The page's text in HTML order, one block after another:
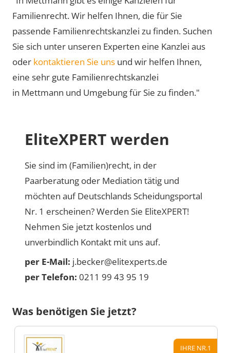
Familienrecht. Wir helfen Ihnen, die für Sie
passende Familienrechtskanzlei zu finden. Suchen
Sie sich unter unseren Experten eine Kanzlei aus
oder kontaktieren Sie uns und wir helfen Ihnen,
eine sehr gute Familienrechtskanzlei
in Mettmann und Umgebung für Sie zu finden."
EliteXPERT werden
Sie sind im (Familien)recht, in der
Paarberatung oder Mediation tätig und
möchten auf Deutschlands Scheidungsportal
Nr. 1 erscheinen? Werden Sie EliteXPERT!
Nehmen Sie jetzt kostenlos und
unverbindlich Kontakt mit uns auf.
per E-Mail: j.becker@elitexperts.de
per Telefon: 0211 99 43 95 19
Was benötigen Sie jetzt?
IHRE NR.1